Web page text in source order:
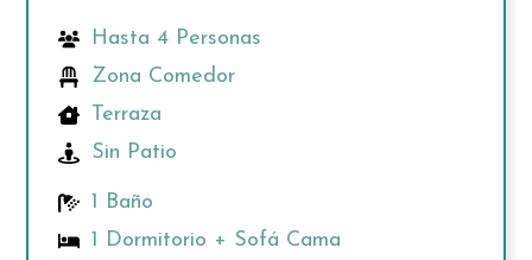
Hasta 4 Personas
Zona Comedor
Terraza
Sin Patio
1 Baño
1 Dormitorio + Sofá Cama